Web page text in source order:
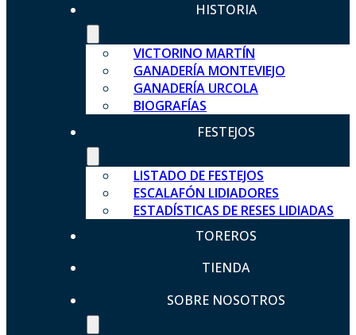
HISTORIA
VICTORINO MARTÍN
GANADERÍA MONTEVIEJO
GANADERÍA URCOLA
BIOGRAFÍAS
FESTEJOS
LISTADO DE FESTEJOS
ESCALAFÓN LIDIADORES
ESTADÍSTICAS DE RESES LIDIADAS
TOREROS
TIENDA
SOBRE NOSOTROS